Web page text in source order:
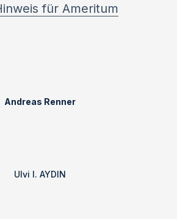
für Ameritum
Andreas Renner
Ulvi I. AYDIN